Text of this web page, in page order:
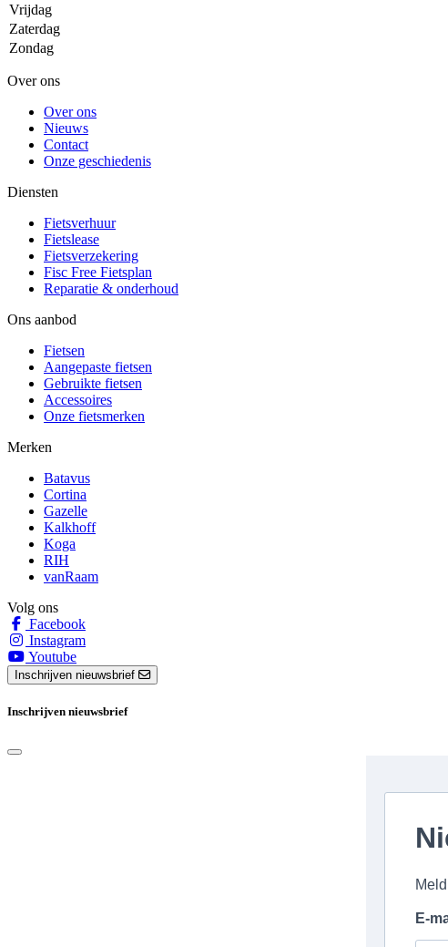
Vrijdag
Zaterdag
Zondag
Over ons
Over ons
Nieuws
Contact
Onze geschiedenis
Diensten
Fietsverhuur
Fietslease
Fietsverzekering
Fisc Free Fietsplan
Reparatie & onderhoud
Ons aanbod
Fietsen
Aangepaste fietsen
Gebruikte fietsen
Accessoires
Onze fietsmerken
Merken
Batavus
Cortina
Gazelle
Kalkhoff
Koga
RIH
vanRaam
Volg ons
Facebook
Instagram
Youtube
Inschrijven nieuwsbrief
Inschrijven nieuwsbrief